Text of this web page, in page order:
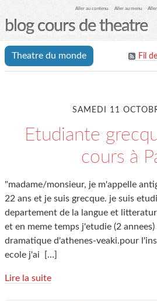
Aller au contenu Aller au menu
blog cours de theatre
Home
Archives
Theatre du monde Fil
SAMEDI 11
Etudiante
cours à
"madame/monsieur, je m'appelle
22 ans et je suis grecque. je suis
departement de la langue et
et en meme temps j'etudie (2
dramatique d'athenes-veaki.pour
ecole j'ai
[…]
Lire la suite